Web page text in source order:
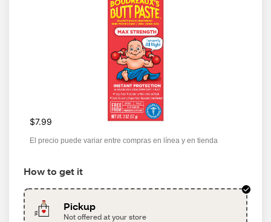
$7.99
El precio puede variar entre compras en línea y en tienda
How to get it
Pickup
Not offered at your store